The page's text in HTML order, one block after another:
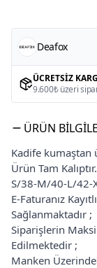
Deafox
ÜCRETSIZ
9.600₺ üzeri
ÜRÜN
Kadife kumaştan
Ürün Tam
S/38-M/40-L/42-
E-Faturanız
Sağlanmaktadır ;
Siparişlerin
Edilmektedir ;
Manken